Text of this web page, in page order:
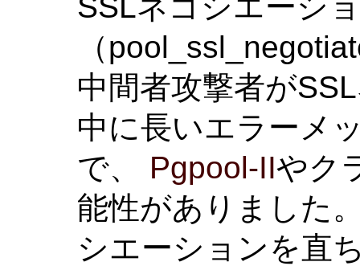
（
中間者攻撃者が
中に長いエラーメ
で、 Pgpool-IIやク
能性がありました
シエーションを直